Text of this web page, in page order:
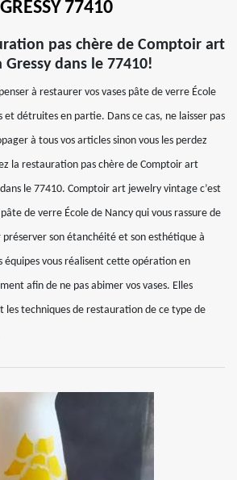
GRESSY 77410
pas chère de Comptoir art
dans le 77410!
à restaurer vos vases pâte de verre École
et détruites en partie. Dans ce cas, ne laisser pas
à tous vos articles sinon vous les perdez
la restauration pas chère de Comptoir art
le 77410. Comptoir art jewelry vintage c’est
de verre École de Nancy qui vous rassure de
son étanchéité et son esthétique à
équipes vous réalisent cette opération en
afin de ne pas abimer vos vases. Elles
techniques de restauration de ce type de